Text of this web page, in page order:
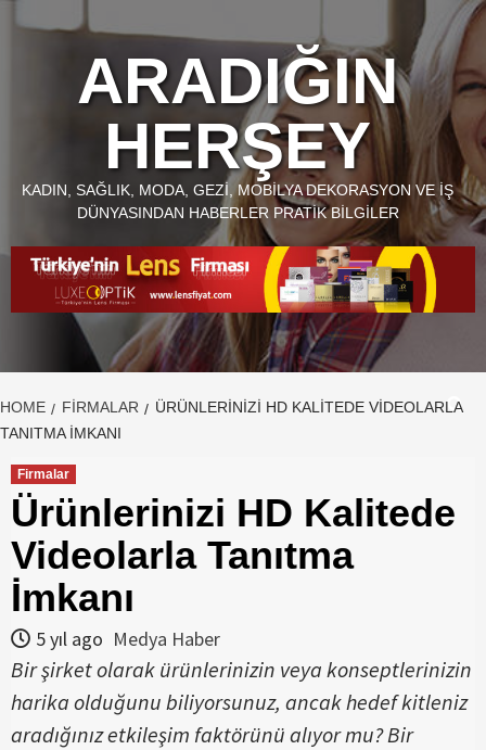
ARADIĞIN
HERŞEY
KADIN, SAĞLIK, MODA, GEZI, MOBILYA DEKORASYON VE İŞ
DÜNYASINDAN HABERLER PRATIK BILGILER
HOME FIRMALAR
ÜRÜNLERINIZI HD KALITEDE VIDEOLARLA
TANITMA İMKANI
Firmalar
Ürünlerinizi HD Kalitede
Videolarla Tanıtma
İmkanı
5 yıl ago Medya Haber
Bir şirket olarak ürünlerinizin veya konseptlerinizin
harika olduğunu biliyorsunuz, ancak hedef kitleniz
aradığınız etkileşim faktörünü alıyor mu? Bir